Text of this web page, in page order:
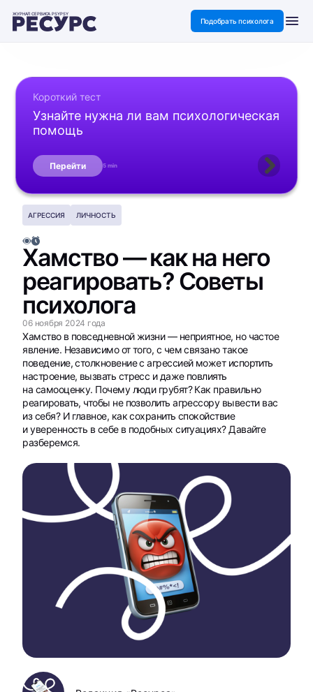
ЖУРНАЛ СЕРВИСА PSYPSY
Подобрать психолога
Короткий тест
Узнайте нужна ли вам психологическая
помощь
Перейти 5 min
АГРЕССИЯ ЛИЧНОСТЬ
Хамство — как на него
реагировать? Советы
психолога
06 ноября 2024 года
Хамство в повседневной жизни — неприятное, но частое
явление. Независимо от того, с чем связано такое
поведение, столкновение с агрессией может испортить
настроение, вызвать стресс и даже повлиять
на самооценку. Почему люди грубят? Как правильно
реагировать, чтобы не позволить агрессору вывести вас
из себя? И главное, как сохранить спокойствие
и уверенность в себе в подобных ситуациях? Давайте
разберемся.